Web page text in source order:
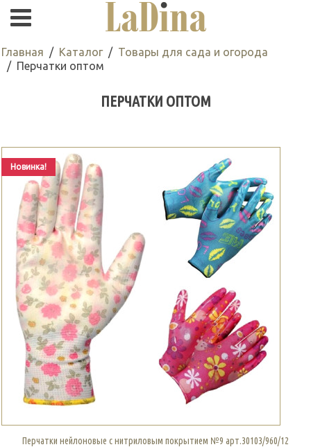
Главная Каталог
Товары для сада и огорода
Перчатки оптом
ПЕРЧАТКИ ОПТОМ
Новинка!
Перчатки нейлоновые с нитриловым покрытием №9 арт.30103/960/12